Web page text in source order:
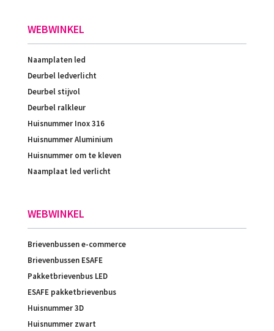
WEBWINKEL
Naamplaten led
Deurbel ledverlicht
Deurbel stijvol
Deurbel ralkleur
Huisnummer Inox 316
Huisnummer Aluminium
Huisnummer om te kleven
Naamplaat led verlicht
WEBWINKEL
Brievenbussen e-commerce
Brievenbussen ESAFE
Pakketbrievenbus LED
ESAFE pakketbrievenbus
Huisnummer 3D
Huisnummer zwart